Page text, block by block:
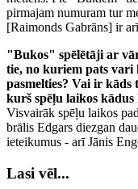
pirmajam numuram tur
[Raimonds Gabrāns] ir
"Bukos" spēlētāji ar
tie, no kuriem pats vari
pasmelties? Vai ir
kurš spēļu laikos
Visvairāk spēļu laikos
brālis Edgars diezgan
ieteikumus - arī Jānis
Lasi vēl...